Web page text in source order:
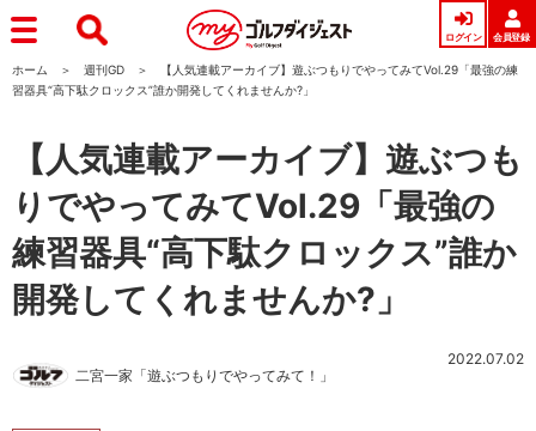
ログイン 会員登録
ホーム 週刊GD
【人気連載アーカイブ】遊ぶつもりでやってみてVol.29「最強の練
習器具“高下駄クロックス”誰か開発してくれませんか?」
【人気連載アーカイブ】遊ぶつも
りでやってみてVol.29「最強の
練習器具“高下駄クロックス”誰か
開発してくれませんか?」
二宮一家「遊ぶつもりでやってみて！」
2022.07.02